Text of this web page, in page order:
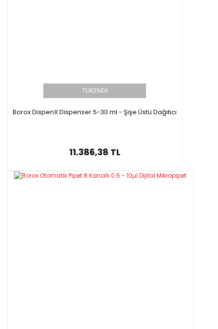
TÜKENDİ
Borox DispenX Dispenser 5-30 ml - Şişe Üstü Dağıtıcı
11.386,38 TL